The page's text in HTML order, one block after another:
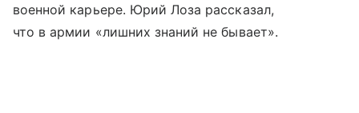
военной карьере. Юрий Лоза рассказал,
что в армии «лишних знаний не бывает».